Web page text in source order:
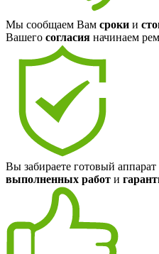
Мы сообщаем Вам сроки и
Вашего согласия начинаем
Вы забираете готовый аппарат
выполненных работ и